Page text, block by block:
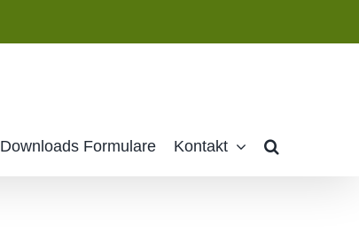
Downloads Formulare Kontakt